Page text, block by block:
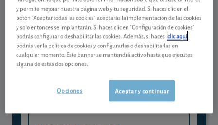
Contenido reservado a SOCIOS
Gestiona tu dinero con visión
experta
y consigue que cada euro trabaje
y permite mejorar nuestra página web y tu seguridad. Si haces clic en el
botón "Aceptar todas las cookies" aceptarás la implementación de las cookies
y solo entonces se implantarán. Si haces clic en "Configuración de cookies"
podrás configurar o deshabilitar las cookies. Además, si haces clic aquí
podrás ver la política de cookies y configurarlas o deshabilitarlas en
cualquier momento. Este banner se mantendrá activo hasta que ejecutes
alguna de estas dos opciones.
Aceptar y continuar
Opciones